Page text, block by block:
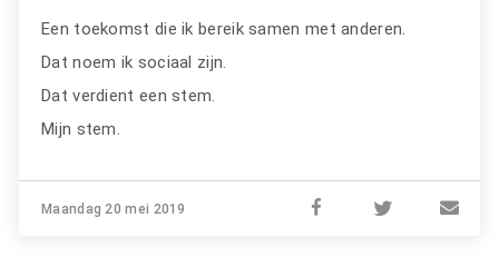
Een toekomst die ik bereik samen met anderen.
Dat noem ik sociaal zijn.
Dat verdient een stem.
Mijn stem.
Maandag 20 mei 2019